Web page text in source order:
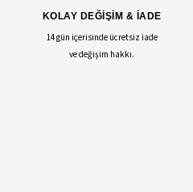
KOLAY DEĞİŞİM & İADE
14 gün içerisinde ücretsiz iade
ve değişim hakkı.